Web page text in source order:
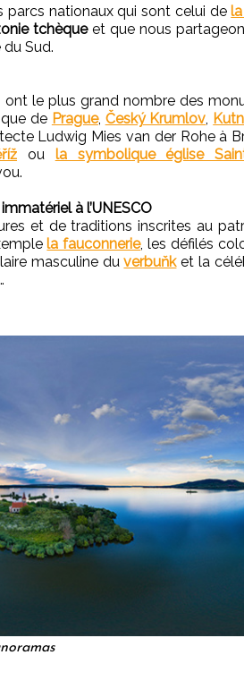
parcs nationaux qui sont celui de
tchèqueet que nous
Sud.
le plus grand nombre des
de Prague, Český Krumlov,
Ludwig Mies van der Rohe à
ou la symbolique église
à l’UNESCO
et de traditions inscrites au
la fauconnerie, les défilés
masculine duverbuňket la